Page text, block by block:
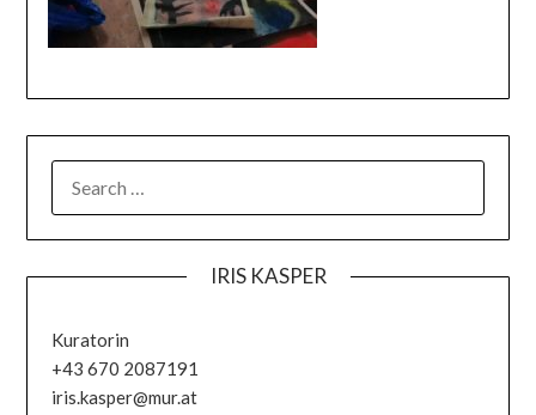
IRIS KASPER
Kuratorin
+43 670 2087191
iris.kasper@mur.at